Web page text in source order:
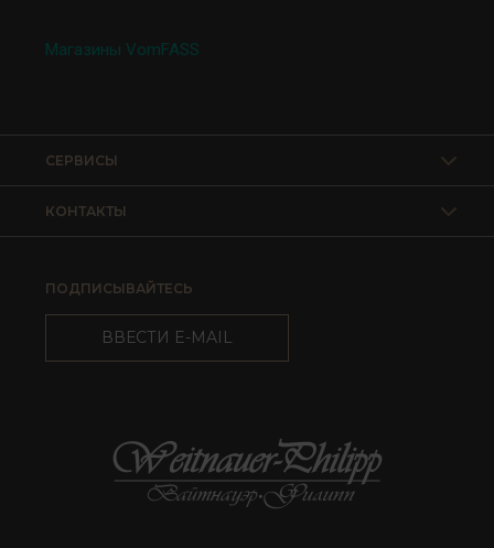
Магазины VomFASS
КОНТАКТЫ
СЕРВИСЫ
ПОДПИСЫВАЙТЕСЬ
ВВЕСТИ E-MAIL